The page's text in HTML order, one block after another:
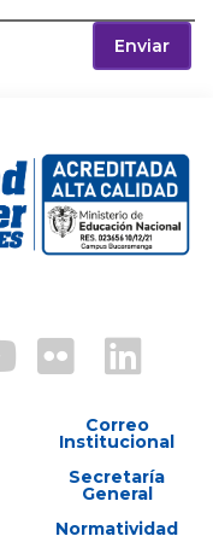
Enviar
Correo
Institucional
Secretaría
General
Normatividad